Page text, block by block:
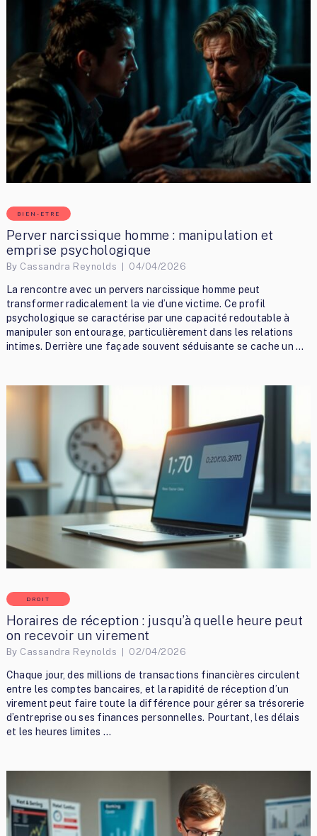
BIEN-ETRE
Perver narcissique homme : manipulation et
emprise psychologique
By Cassandra Reynolds 04/04/2026
La rencontre avec un pervers narcissique homme peut
transformer radicalement la vie d’une victime. Ce profil
psychologique se caractérise par une capacité redoutable à
manipuler son entourage, particulièrement dans les relations
intimes. Derrière une façade souvent séduisante se cache un …
DROIT
Horaires de réception : jusqu’à quelle heure peut
on recevoir un virement
By Cassandra Reynolds 02/04/2026
Chaque jour, des millions de transactions financières circulent
entre les comptes bancaires, et la rapidité de réception d’un
virement peut faire toute la différence pour gérer sa trésorerie
d’entreprise ou ses finances personnelles. Pourtant, les délais
et les heures limites …